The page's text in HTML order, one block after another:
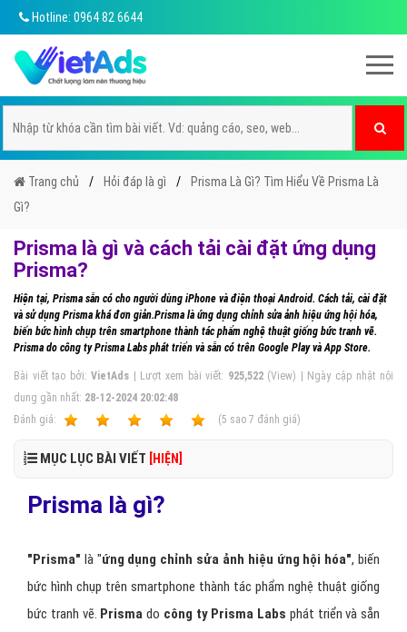
Hotline: 0964 82 6644
Trang chủ Hỏi đáp là gì
Prisma Là Gì? Tìm Hiểu Về Prisma Là
Gì?
Prisma là gì và cách tải cài đặt ứng dụng
Prisma?
Hiện tại, Prisma sẵn có cho người dùng iPhone và điện thoại Android. Cách tải, cài đặt
và sử dụng Prisma khá đơn giản.Prisma là ứng dụng chỉnh sửa ảnh hiệu ứng hội hóa,
biến bức hình chụp trên smartphone thành tác phẩm nghệ thuật giống bức tranh vẽ.
Prisma do công ty Prisma Labs phát triển và sẵn có trên Google Play và App Store.
Bài viết tạo bởi:VietAds | Lượt xem bài viết: 925,522(View) | Ngày cập nhật nội
dung gần nhất: 28-12-2024 20:02:48
Ðánh giá:
(5 sao 7 đánh giá)
MỤC LỤC BÀI VIẾT [HIỆN]
Prisma là gì?
"Prisma" là "ứng dụng chỉnh sửa ảnh hiệu ứng hội hóa", biến
bức hình chụp trên smartphone thành tác phẩm nghệ thuật giống
bức tranh vẽ. Prisma do công ty Prisma Labs phát triển và sẵn